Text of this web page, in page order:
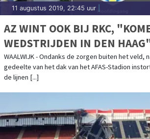
11 augustus 2019, 22:45 uur
AZ WINT OOK BIJ RKC,
WEDSTRIJDEN IN DEN
WAALWIJK - Ondanks de zorgen buiten het veld,
gedeelte van het dak van het AFAS-Stadion
de lijnen [...]